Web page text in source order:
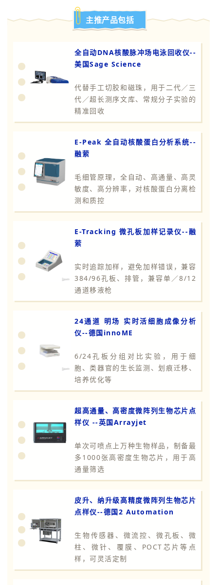
主推产品包括
全自动DNA核酸脉冲场电泳回收仪--
美国Sage Science
代替手工切胶和磁珠，用于二代／三
代／超长测序文库、常规分子实验的
精准回收
E-Peak 全自动核酸蛋白分析系统--
融萦
毛细管原理，全自动、高通量、高灵
敏度、高分辨率，对核酸蛋白分离检
测和质控
E-Tracking 微孔板加样记录仪--融
萦
实时追踪加样，避免加样错误，兼容
384/96孔板、排管，兼容单／8/12
通道移液枪
24通道 明场 实时活细胞成像分析
仪--德国innoME
6/24孔板分组对比实验，用于细
胞、类器官的生长监测、划痕迁移、
培养优化等
超高通量、高密度微阵列生物芯片点
样仪 --英国Arrayjet
单次可喷点上万种生物样品，制备最
多1000张高密度生物芯片，用于高
通量筛选
皮升、纳升级高精度微阵列生物芯片
点样仪--德国2 Automation
生物传感器、微流控、微孔板、微
柱、微针、覆膜、POCT芯片等点
样，可灵活定制